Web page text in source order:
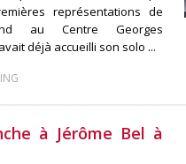
représentations de
au Centre Georges
déjà accueilli son solo ...
à Jérôme Bel à